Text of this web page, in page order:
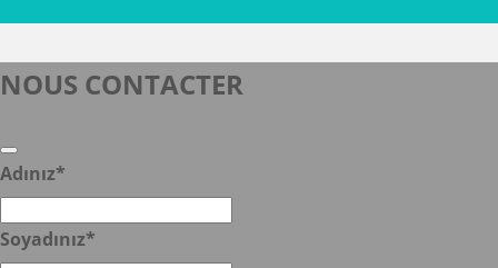
NOUS CONTACTER
Adınız*
Soyadınız*